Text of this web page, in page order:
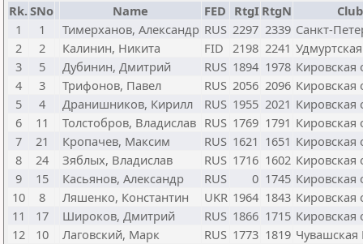
Rk.SNo Name FED RtgI RtgN
1
1 Тимерханов, Александр RUS 2297 2339 Санкт-
2
2 Калинин, Никита FID 2198 2241
3
5 Дубинин, Дмитрий RUS 1894 1978 Кировская
4
3 Трифонов, Павел RUS 2056 2096 Кировская
5
4 Дранишников, Кирилл RUS 1955 2021 Кировская
6
11 Толстобров, Владислав RUS 1769 1791 Кировская
7
21 Кропачев, Максим RUS 1621 1651 Кировская
8
24 Зяблых, Владислав RUS 1716 1602 Кировская
9
15 Касьянов, Александр RUS 0 1745 Кировская
10
8 Ляшенко, Константин UKR 1964 1843 Кировская
11
17 Широков, Дмитрий RUS 1866 1715 Кировская
12
10 Лаговский, Марк RUS 1773 1819 Чувашская